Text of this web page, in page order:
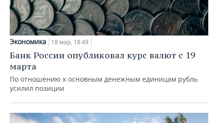
Экономика 18 мар, 18:49
Банк России опубликовал курс валют с 19
марта
По отношению к основным денежным единицам рубль
усилил позиции